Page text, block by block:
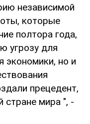
независимой
которые
полтора года,
угрозу для
экономики, но и
прецедент,
стране мира ", -